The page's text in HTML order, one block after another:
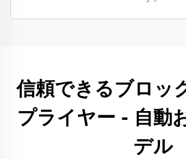
信頼できるブロッ
プライヤー - 自動
デル